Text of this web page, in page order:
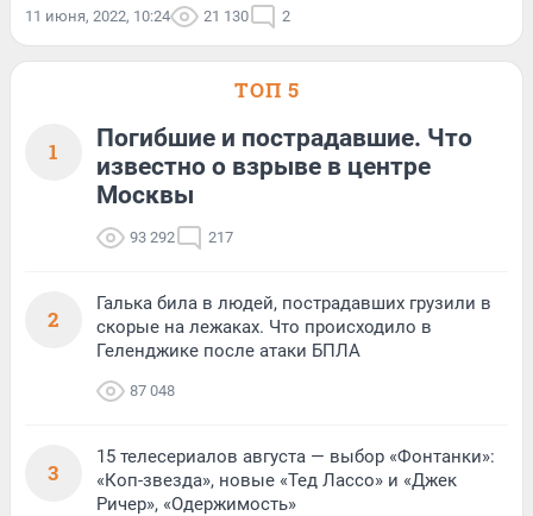
11 июня, 2022, 10:24 21 130 2
ТОП 5
1
Погибшие и пострадавшие. Что
известно о взрыве в центре
Москвы
93 292 217
2
Галька била в людей, пострадавших грузили в
скорые на лежаках. Что происходило в
Геленджике после атаки БПЛА
87 048
3
15 телесериалов августа — выбор «Фонтанки»:
«Коп-звезда», новые «Тед Лассо» и «Джек
Ричер», «Одержимость»